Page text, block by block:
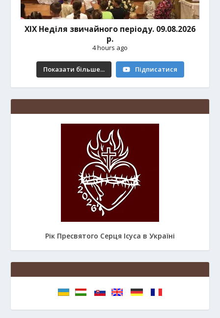
ХІХ Неділя звичайного періоду. 09.08.2026
р.
4 hours ago
Показати більше... Підписатися
Рік Пресвятого Серця Ісуса в Україні